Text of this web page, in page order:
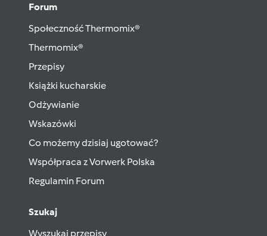
Forum
Społeczność Thermomix®
Thermomix®
Przepisy
Książki kucharskie
Odżywianie
Wskazówki
Co możemy dzisiaj ugotować?
Współpraca z Vorwerk Polska
Regulamin Forum
Szukaj
Wyszukaj przepisy